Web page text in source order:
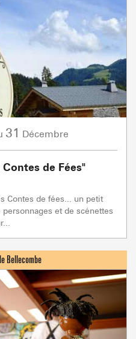
31 Décembre
de Fées"
Contes de fées... un petit
et de scénettes